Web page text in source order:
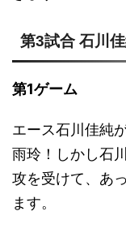
第3試合 石川
第1ゲーム
エース石川佳純
雨玲！しかし石
攻を受けて、あ
ます。